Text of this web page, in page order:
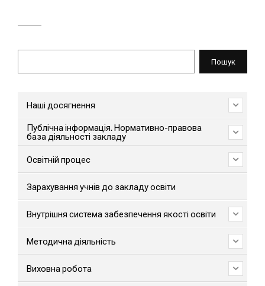
Пошук
Наші досягнення
Публічна інформація. Нормативно-правова
база діяльності закладу
Освітній процес
Зарахування учнів до закладу освіти
Внутрішня система забезпечення якості освіти
Методична діяльність
Виховна робота